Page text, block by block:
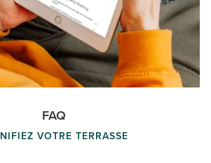
FAQ
VOTRE TERRASSE